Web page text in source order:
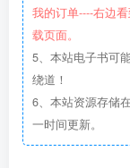
我的订单----右边
载页面。
5、本站电子书可
绕道！
6、本站资源存储
一时间更新。